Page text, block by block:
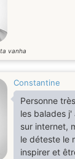
vanha
Constantine
Personne
les balades j'
sur internet,
le déteste le
inspirer et